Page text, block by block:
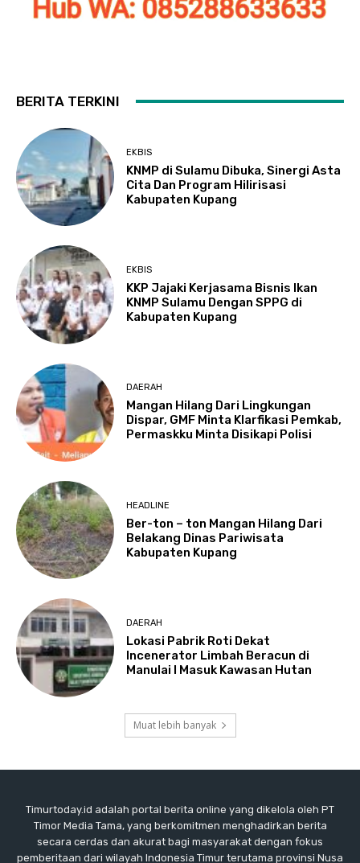
BERITA TERKINI
EKBIS
KNMP di Sulamu Dibuka, Sinergi Asta
Cita Dan Program Hilirisasi
Kabupaten Kupang
EKBIS
KKP Jajaki Kerjasama Bisnis Ikan
KNMP Sulamu Dengan SPPG di
Kabupaten Kupang
DAERAH
Mangan Hilang Dari Lingkungan
Dispar, GMF Minta Klarfikasi Pemkab,
Permaskku Minta Disikapi Polisi
HEADLINE
Ber-ton – ton Mangan Hilang Dari
Belakang Dinas Pariwisata
Kabupaten Kupang
DAERAH
Lokasi Pabrik Roti Dekat
Incenerator Limbah Beracun di
Manulai I Masuk Kawasan Hutan
Muat lebih banyak
Timurtoday.id adalah portal berita online yang dikelola oleh PT
Timor Media Tama, yang berkomitmen menghadirkan berita
secara cerdas dan akurat bagi masyarakat dengan fokus
pemberitaan dari wilayah Indonesia Timur terutama provinsi Nusa